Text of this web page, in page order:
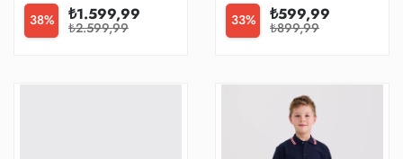
38% ₺1.599,99
₺2.599,99 33% ₺599,99
₺899,99